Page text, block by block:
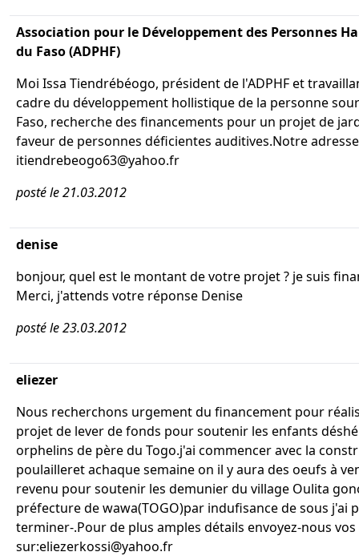
Association pour le Développement des Personnes
du Faso (ADPHF)
Moi Issa Tiendrébéogo, président de l'ADPHF et
cadre du développement hollistique de la personne
Faso, recherche des financements pour un projet de
faveur de personnes déficientes auditives.Notre
itiendrebeogo63@yahoo.fr
posté le 21.03.2012
denise
bonjour, quel est le montant de votre projet ? je suis
Merci, j'attends votre réponse Denise
posté le 23.03.2012
eliezer
Nous recherchons urgement du financement pour
projet de lever de fonds pour soutenir les enfants
orphelins de père du Togo.j'ai commencer avec la
poulailleret achaque semaine on il y aura des oeufs à
revenu pour soutenir les demunier du village Oulita
préfecture de wawa(TOGO)par indufisance de sous j'ai
terminer-.Pour de plus amples détails envoyez-nous
sur:eliezerkossi@yahoo.fr